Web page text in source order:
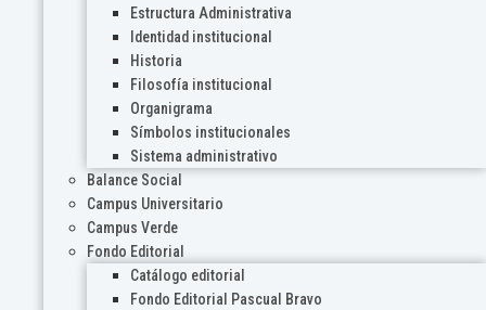
Estructura Administrativa
Identidad institucional
Historia
Filosofía institucional
Organigrama
Símbolos institucionales
Sistema administrativo
Balance Social
Campus Universitario
Campus Verde
Fondo Editorial
Catálogo editorial
Fondo Editorial Pascual Bravo